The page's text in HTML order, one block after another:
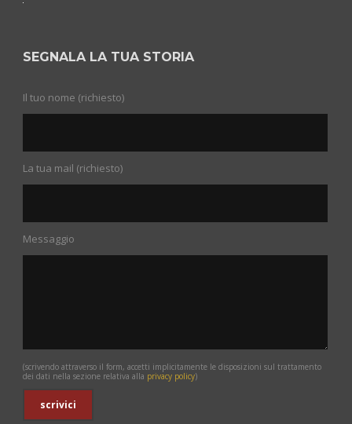
SEGNALA LA TUA STORIA
Il tuo nome (richiesto)
La tua mail (richiesto)
Messaggio
(scrivendo attraverso il form, accetti implicitamente le disposizioni sul trattamento
dei dati nella sezione relativa alla privacy policy)